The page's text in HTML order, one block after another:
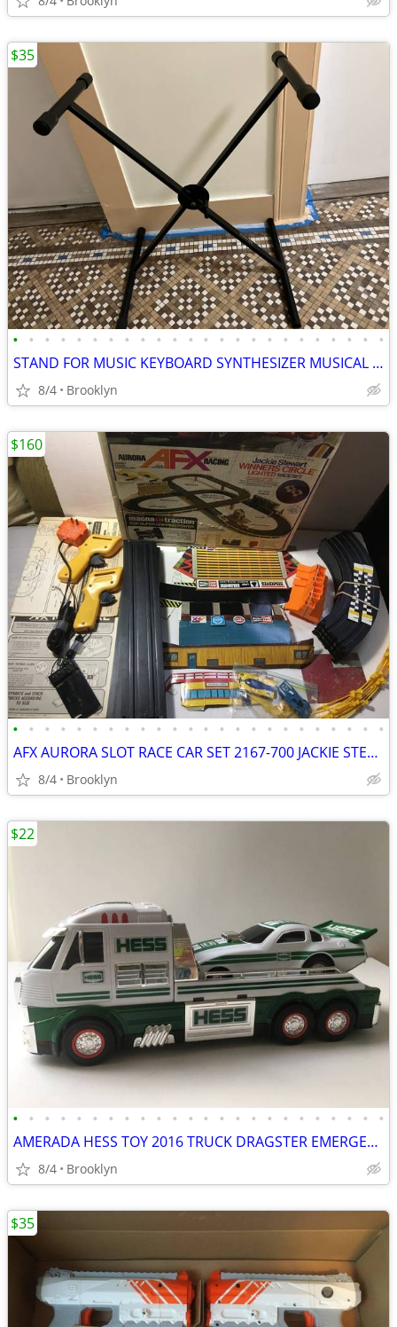
• • • • • • • • • • • • • • • • • • • • • • • •
STAND FOR MUSIC KEYBOARD SYNTHESIZER MUSICAL DIGITAL PIANO X FOLDABLE
8/4 Brooklyn
$35
• • • • • • • • • • • • • • • • • • • • • • • •
AFX AURORA SLOT RACE CAR SET 2167-700 JACKIE STEWART WINNERS CIRCLE HO
8/4 Brooklyn
$160
• • • • • • • • • • • • • • • • • • • • • • • •
AMERADA HESS TOY 2016 TRUCK DRAGSTER EMERGENCY FLASHERS RCE CAR SOUND
8/4 Brooklyn
$22
$35